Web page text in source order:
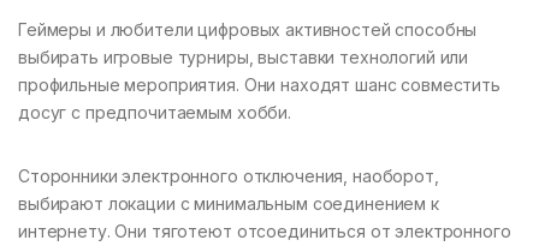
Геймеры и любители цифровых активностей способны
выбирать игровые турниры, выставки технологий или
профильные мероприятия. Они находят шанс совместить
досуг с предпочитаемым хобби.
Сторонники электронного отключения, наоборот,
выбирают локации с минимальным соединением к
интернету. Они тяготеют отсоединиться от электронного